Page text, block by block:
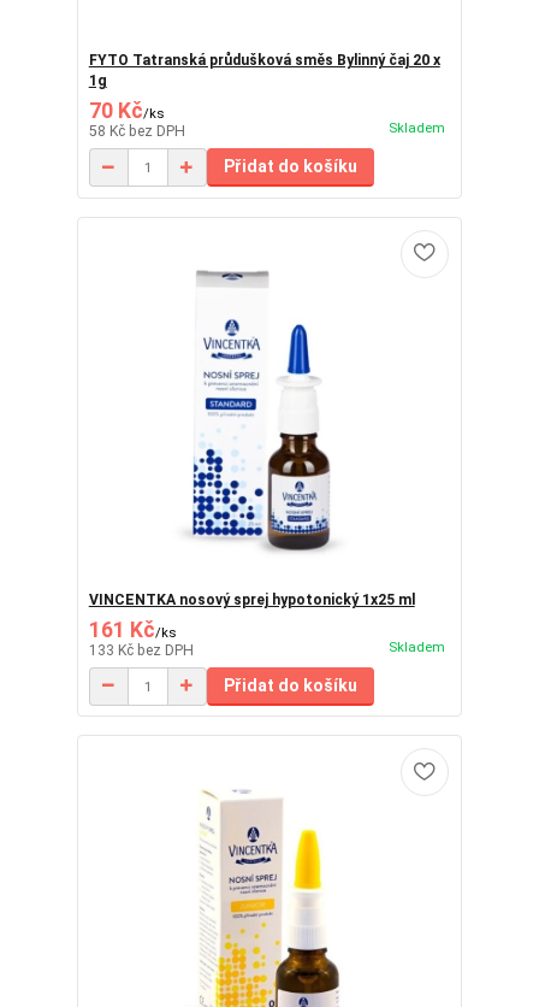
FYTO Tatranská průdušková směs Bylinný čaj 20 x
1g
70 Kč/ks
58 Kč bez DPH Skladem
Přidat do košíku
VINCENTKA nosový sprej hypotonický 1x25 ml
161 Kč/ks
133 Kč bez DPH Skladem
Přidat do košíku